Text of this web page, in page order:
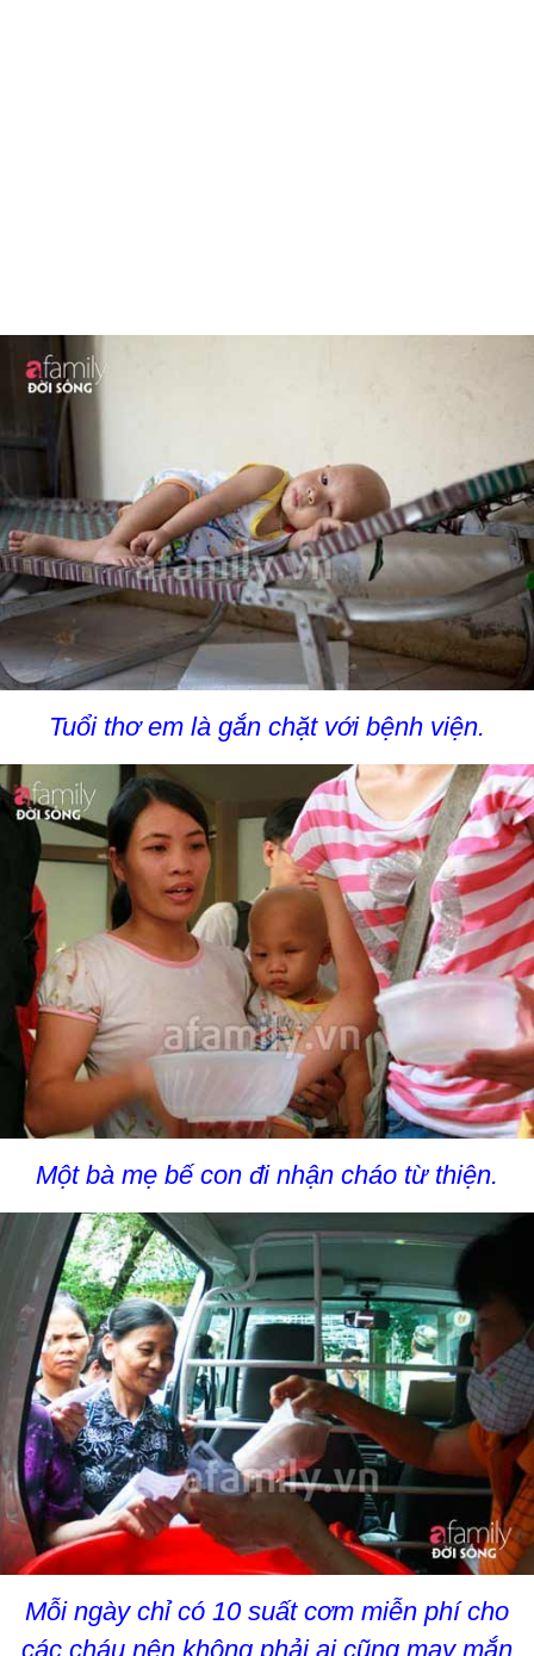
Tuổi thơ em là gắn chặt với bệnh viện.
Một bà mẹ bế con đi nhận cháo từ thiện.
Mỗi ngày chỉ có 10 suất cơm miễn phí cho
các cháu nên không phải ai cũng may mắn